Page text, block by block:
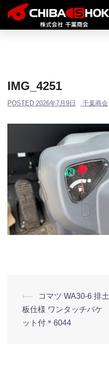
IMG_4251
POSTED 2026年7月9日 千葉商会
⟵
コマツ WA30-6 排土
板仕様 ワンタッチバケ
ット付＊6044